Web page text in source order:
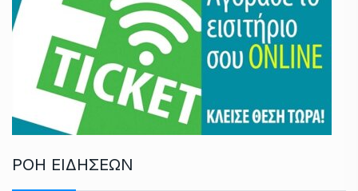
ΡΟΗ ΕΙΔΗΣΕΩΝ